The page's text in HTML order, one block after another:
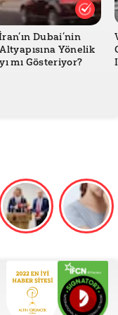
Dubai’nin
Yönelik
mı Gösteriyor?